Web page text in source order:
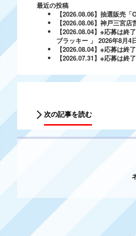
最近の投稿
【2026.08.06】抽選販売
【2026.08.06】神戸三宮
【2026.08.04】※応募は
ブラッキー 」 2026年8月4
【2026.08.04】※応募は
【2026.07.31】※応募は
次の記事を読む